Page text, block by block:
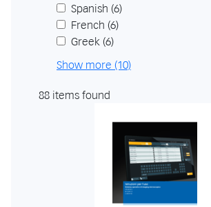
Spanish (6)
French (6)
Greek (6)
Show more (10)
88 items found